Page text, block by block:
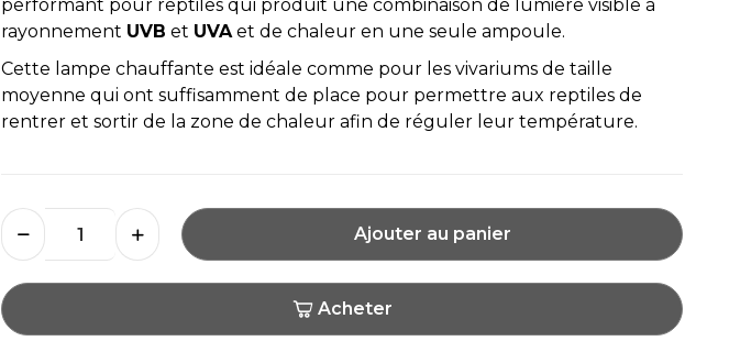
performant pour reptiles qui produit une combinaison de lumière visible à
rayonnement UVB et UVAet de chaleur en une seule ampoule.
Cette lampe chauffante est idéale comme pour les vivariums de taille
moyenne qui ont suffisamment de place pour permettre aux reptiles de
rentrer et sortir de la zone de chaleur afin de réguler leur température.
Ajouter au panier
Acheter